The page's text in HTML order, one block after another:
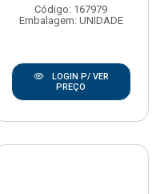
Código: 167979
Embalagem: UNIDADE
LOGIN P/ VER
PREÇO